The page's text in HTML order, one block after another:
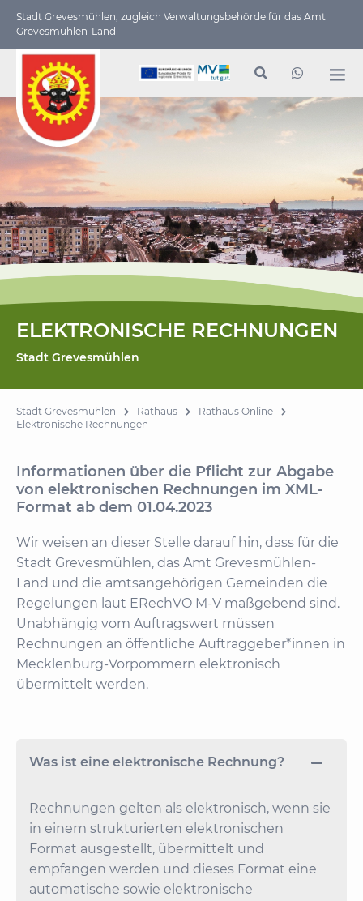
Stadt Grevesmühlen, zugleich Verwaltungs­behörde für das Amt
Grevesmühlen-Land
ELEKTRONISCHE RECHNUNGEN
Stadt Grevesmühlen
Stadt Grevesmühlen Rathaus
Rathaus Online
Elektronische Rechnungen
Informationen über die Pflicht zur Abgabe
von elektronischen Rechnungen im XML-
Format ab dem 01.04.2023
Wir weisen an dieser Stelle darauf hin, dass für die
Stadt Grevesmühlen, das Amt Grevesmühlen-
Land und die amtsangehörigen Gemeinden die
Regelungen laut ERechVO M-V maßgebend sind.
Unabhängig vom Auftragswert müssen
Rechnungen an öffentliche Auftraggeber*innen in
Mecklenburg-Vorpommern elektronisch
übermittelt werden.
Was ist eine elektronische Rechnung?
Rechnungen gelten als elektronisch, wenn sie
in einem strukturierten elektronischen
Format ausgestellt, übermittelt und
empfangen werden und dieses Format eine
automatische sowie elektronische